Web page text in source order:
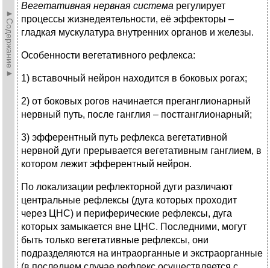
►Содержание►
Вегетативная нервная система регулирует
процессы жизнедеятельности, её эффекторы –
гладкая мускулатура внутренних органов и железы.
Особенности вегетативного рефлекса:
1) вставочный нейрон находится в боковых рогах;
2) от боковых рогов начинается преганглионарный
нервный путь, после ганглия – постганглионарный;
3) эфферентный путь рефлекса вегетативной
нервной дуги прерывается вегетативным ганглием, в
котором лежит эфферентный нейрон.
По локализации рефлекторной дуги различают
центральные рефлексы (дуга которых проходит
через ЦНС) и периферические рефлексы, дуга
которых замыкается вне ЦНС. Последними, могут
быть только вегетативные рефлексы, они
подразделяются на интраорганные и экстраорганные